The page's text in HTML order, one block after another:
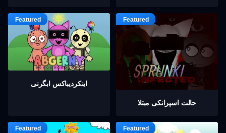
اینکردیباكس ابگرنی
حالت اسپرانکی مبتلا